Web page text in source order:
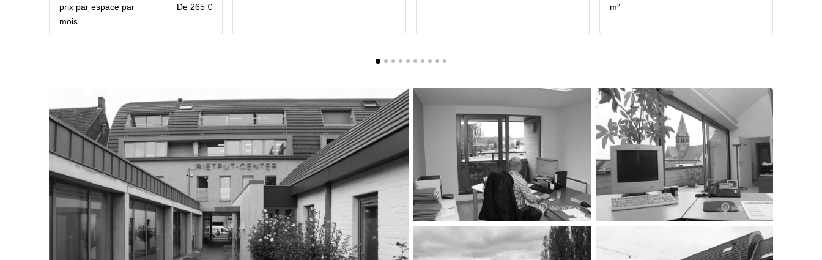
prix par espace par
mois
De 265 €
m²